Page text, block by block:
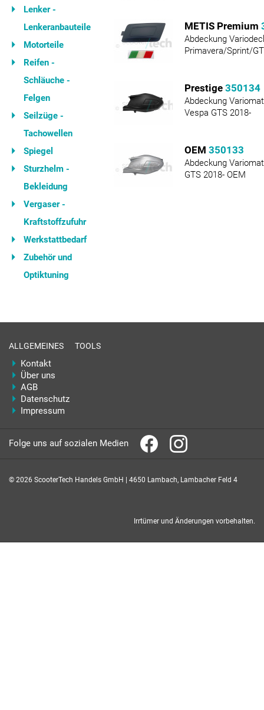
Lenker -
Lenkeranbauteile
Motorteile
Reifen -
Schläuche -
Felgen
Seilzüge -
Tachowellen
Spiegel
Sturzhelm -
Bekleidung
Vergaser -
Kraftstoffzufuhr
Werkstattbedarf
Zubehör und
Optiktuning
METIS Premium
Abdeckung
Primavera/Sprint/
Prestige 350134
Abdeckung
Vespa GTS 2018-
OEM 350133
Abdeckung
GTS 2018- OEM
ALLGEMEINES
Kontakt
Über uns
AGB
Datenschutz
Impressum
TOOLS
Folge uns auf sozialen Medien
© 2026 ScooterTech Handels GmbH | 4650 Lambach, Lambacher Feld 4
Irrtümer und Änderungen vorbehalten.